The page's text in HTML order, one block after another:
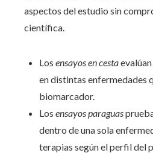
aspectos del estudio sin
científica.
Los ensayos en cesta
en distintas enfermedades
biomarcador.
Los ensayos paraguas
dentro de una sola
terapias según el perfil del